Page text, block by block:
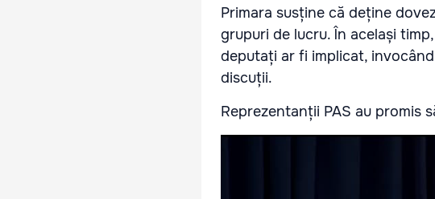
Primara susține că deține
grupuri de lucru. În același
deputați ar fi implicat,
discuții.
Reprezentanții PAS au promis